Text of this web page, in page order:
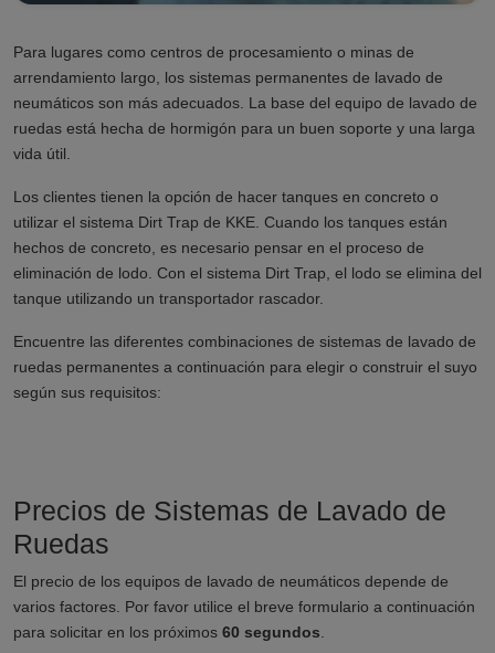
Para lugares como centros de procesamiento o minas de
arrendamiento largo, los sistemas permanentes de lavado de
neumáticos son más adecuados. La base del equipo de lavado de
ruedas está hecha de hormigón para un buen soporte y una larga
vida útil.
Los clientes tienen la opción de hacer tanques en concreto o
utilizar el sistema Dirt Trap de KKE. Cuando los tanques están
hechos de concreto, es necesario pensar en el proceso de
eliminación de lodo. Con el sistema Dirt Trap, el lodo se elimina del
tanque utilizando un transportador rascador.
Encuentre las diferentes combinaciones de sistemas de lavado de
ruedas permanentes a continuación para elegir o construir el suyo
según sus requisitos:
Precios de Sistemas de Lavado de
Ruedas
El precio de los equipos de lavado de neumáticos depende de
varios factores. Por favor utilice el breve formulario a continuación
para solicitar en los próximos 60 segundos.